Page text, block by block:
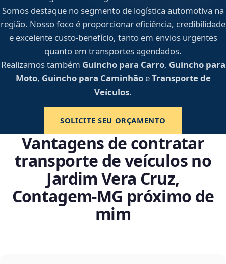
Somos destaque no segmento de logística automotiva na
região. Nosso foco é proporcionar eficiência, credibilidade
e excelente custo-benefício, tanto em envios urgentes
quanto em transportes agendados.
Realizamos também Guincho para Carro, Guincho para
Moto, Guincho para CaminhãoeTransporte de
Veículos.
SOLICITE SEU ORÇAMENTO
Vantagens de contratar
transporte de veículos no
Jardim Vera Cruz,
Contagem‑MG próximo de
mim